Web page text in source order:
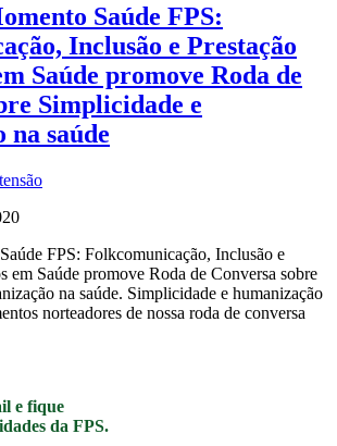
Saúde FPS:
Inclusão e Prestação
Saúde promove Roda de
Simplicidade e
na saúde
FPS: Folkcomunicação, Inclusão e
em Saúde promove Roda de Conversa sobre
na saúde. Simplicidade e humanização
norteadores de nossa roda de conversa
e fique
da FPS.